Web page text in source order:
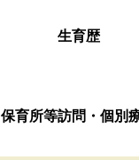
生育歴
保育所等訪問・個別